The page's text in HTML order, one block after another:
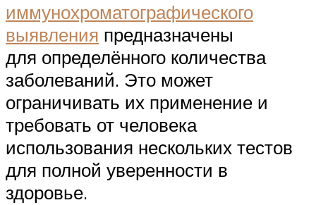
иммунохроматографического
выявления предназначены
для определённого количества
заболеваний. Это может
ограничивать их применение и
требовать от человека
использования нескольких тестов
для полной уверенности в
здоровье.